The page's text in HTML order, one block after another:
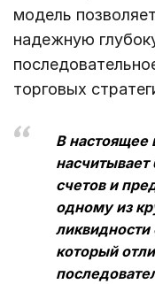
модель
надежную
торговых
В настоящее
счетов и
одному из
ликвидности
который